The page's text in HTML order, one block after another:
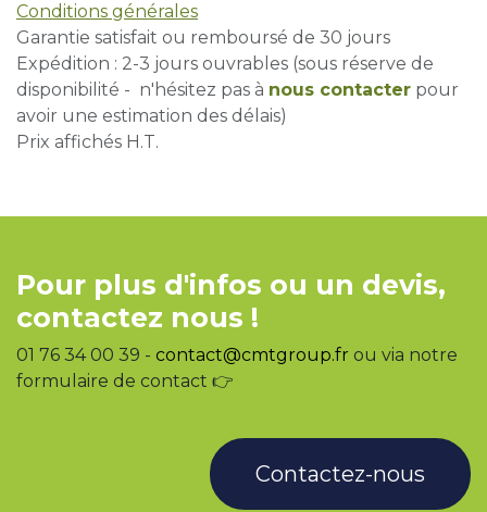
Conditions générales
Garantie satisfait ou remboursé de 30 jours
Expédition : 2-3 jours ouvrables (sous réserve de
disponibilité - n'hésitez pas à nous contacter pour
avoir une estimation des délais)
Prix affichés H.T.
Pour plus d'infos ou un devis,
contactez nous !
01 76 34 00 39 - contact@cmtgroup.fr ou via notre
formulaire de contact 👉
Contactez-nous